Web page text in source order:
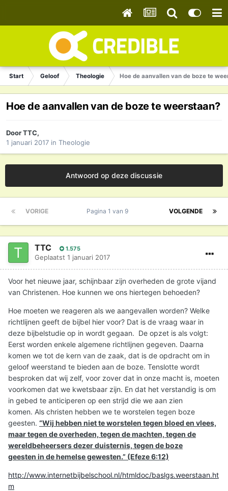
Start Geloof Theologie Hoe de aanvallen van de boze te
Hoe de aanvallen van de boze te weerstaan?
DoorTTC,
1 januari 2017 in Theologie
Antwoord op deze discussie
VORIGE VOLGENDE
Pagina 1 van 9
TTC 1.575
Geplaatst 1 januari 2017
Voor het nieuwe jaar, schijnbaar zijn overheden de grote vijand
van Christenen. Hoe kunnen we ons hiertegen behoeden?
Hoe moeten we reageren als we aangevallen worden? Welke
richtlijnen geeft de bijbel hier voor? Dat is de vraag waar in
deze bijbelstudie op in wordt gegaan. De opzet is als volgt:
Eerst worden enkele algemene richtlijnen gegeven. Daarna
komen we tot de kern van de zaak, dat is de opdracht om in
geloof weerstand te bieden aan de boze. Tenslotte wordt
besproken dat wij zelf, voor zover dat in onze macht is, moeten
voorkomen dat we kwetsbaar zijn. En dat het verstandig is om
in gebed te anticiperen op een strijd die we aan zien
komen. Als christen hebben we te worstelen tegen boze
geesten. “Wij hebben niet te worstelen tegen bloed en vlees,
maar tegen de overheden, tegen de machten, tegen de
wereldbeheersers dezer duisternis, tegen de boze
geesten in de hemelse gewesten.” (Efeze 6:12)
http://www.internetbijbelschool.nl/htmldoc/baslgs.weerstaan.ht
m